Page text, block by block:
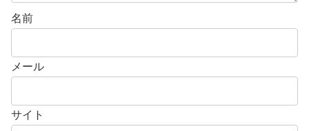
名前
メール
サイト